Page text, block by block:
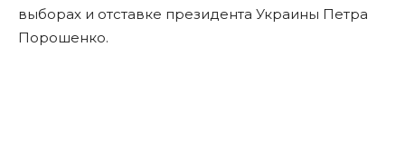
выборах и отставке президента Украины Петра
Порошенко.